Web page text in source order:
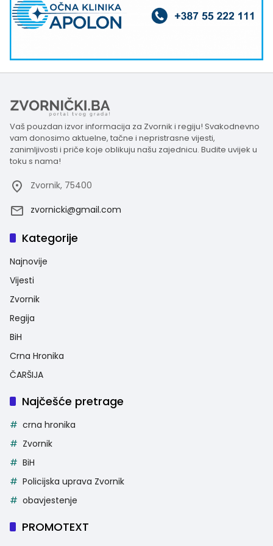
Vaš pouzdan izvor informacija za Zvornik i regiju! Svakodnevno
vam donosimo aktuelne, tačne i nepristrasne vijesti,
zanimljivosti i priče koje oblikuju našu zajednicu. Budite uvijek u
toku s nama!
Zvornik, 75400
zvornicki@gmail.com
Kategorije
Najnovije
Vijesti
Zvornik
Regija
BiH
Crna Hronika
ČARŠIJA
Najčešće pretrage
crna hronika
Zvornik
BiH
Policijska uprava Zvornik
obavjestenje
PROMOTEXT